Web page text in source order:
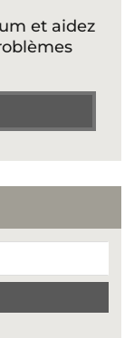
et aidez